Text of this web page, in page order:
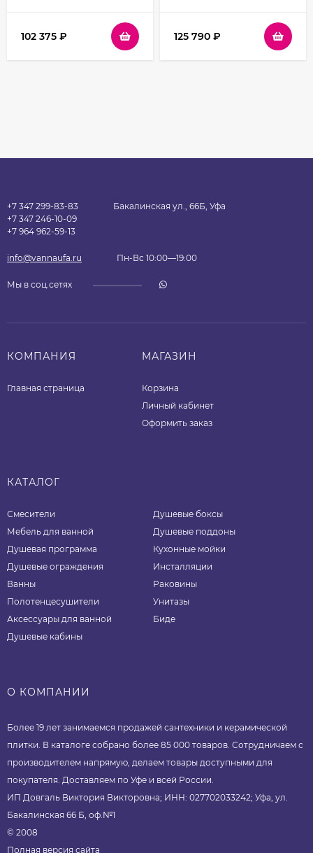
102 375 ₽
125 790 ₽
+7 347 299-83-83
+7 347 246-10-09
+7 964 962-59-13
Бакалинская ул., 66Б, Уфа
info@vannaufa.ru Пн-Вс 10:00—19:00
Мы в соц.сетях
КОМПАНИЯ
Главная страница
МАГАЗИН
Корзина
Личный кабинет
Оформить заказ
КАТАЛОГ
Смесители
Мебель для ванной
Душевая программа
Душевые ограждения
Ванны
Полотенцесушители
Аксессуары для ванной
Душевые кабины
Душевые боксы
Душевые поддоны
Кухонные мойки
Инсталляции
Раковины
Унитазы
Биде
О КОМПАНИИ
Более 19 лет занимаемся продажей сантехники и керамической
плитки. В каталоге собрано более 85 000 товаров. Сотрудничаем с
производителем напрямую, делаем товары доступными для
покупателя. Доставляем по Уфе и всей России.
ИП Довгаль Виктория Викторовна; ИНН: 027702033242; Уфа, ул.
Бакалинская 66 Б, оф.№1
© 2008
Полная версия сайта